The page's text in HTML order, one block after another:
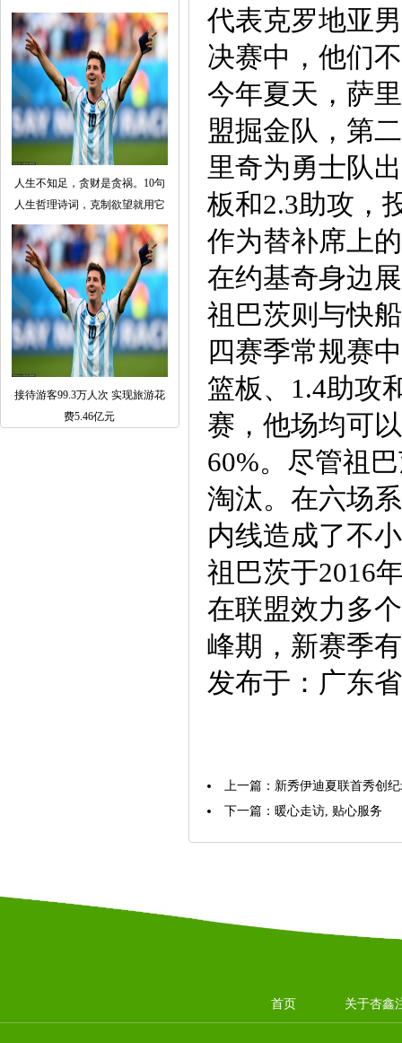
人生不知足，贪财是贪祸。10句
人生哲理诗词，克制欲望就用它
接待游客99.3万人次 实现旅游花
费5.46亿元
代表克罗地亚
决赛中，他们
今年夏天，萨
盟掘金队，第
里奇为勇士队
板和2.3助攻，
作为替补席上
在约基奇身边
祖巴茨则与快
四赛季常规赛
篮板、1.4助攻
赛，他场均可
60%。尽管祖
淘汰。在六场
内线造成了不
祖巴茨于2016
在联盟效力多
峰期，新赛季
发布于：广东省
上一篇： 新秀伊迪夏联首秀创
下一篇： 暖心走访, 贴心服务
首页 关于杏鑫